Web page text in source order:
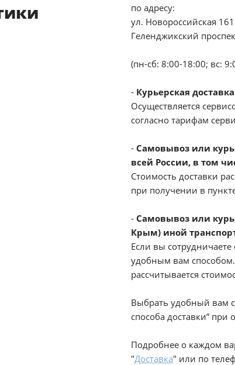
по адресу:
ул. Новороссийская
Геленджикский
(пн-сб: 8:00-18:00; вс:
- Курьерская
Осуществляется
согласно тарифам
- Самовывоз или
всей России, в том
Стоимость доставки
при получении в
- Самовывоз или
Крым) иной
Если вы сотрудничаете
удобным вам способом.
рассчитывается
Выбрать удобный вам
способа доставки” при
Подробнее о каждом
"Доставка" или по